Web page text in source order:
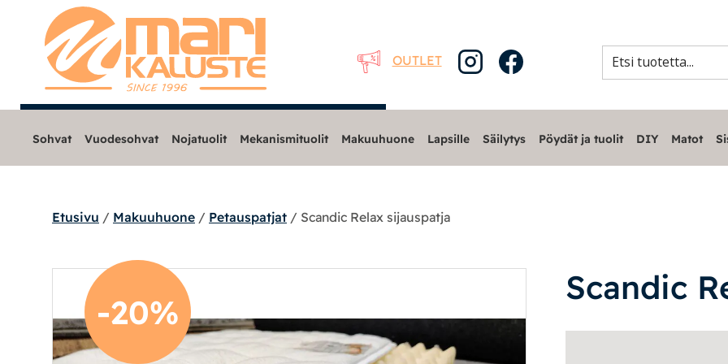
OUTLET
Sohvat
Nojatuolit
Mekanismituolit
Sohvat Vuodesohvat Nojatuolit Mekanismituolit Makuuhuone Lapsille Säilytys Pöydät ja tuolit DIY Matot
Etusivu / Makuuhuone / Petauspatjat / Scandic Relax sijauspatja
-20%
Scandic